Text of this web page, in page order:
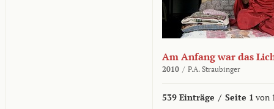
Am Anfang war das
2010 / P.A. Straubinger
539 Einträge / Seite 1 von